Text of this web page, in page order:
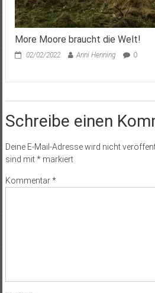
More Moore braucht die Welt!
02/02/2022 Anni Henning 0
Schreibe einen
Deine E-Mail-Adresse wird nicht
sind mit*markiert
Kommentar*